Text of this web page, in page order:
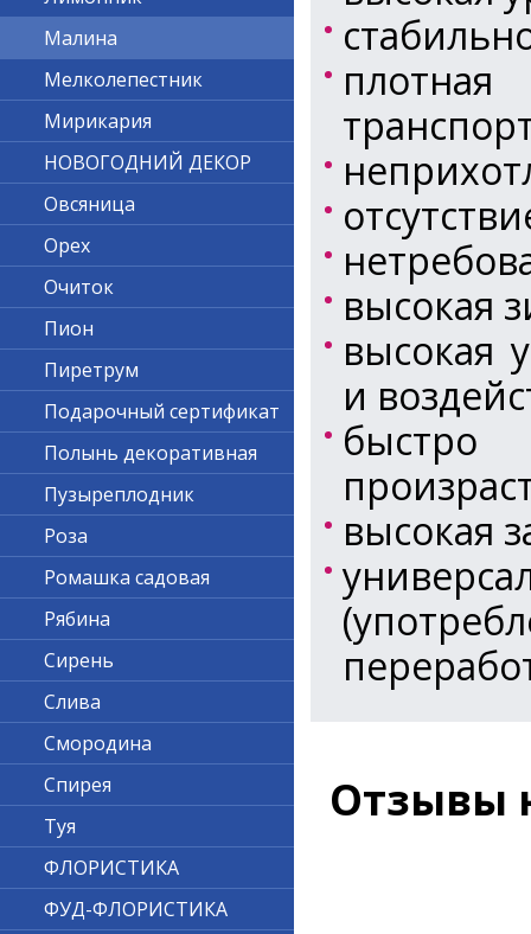
высокая
высокая
и
высокая
Отзывы
Малина
Мелколепестник
Мирикария
НОВОГОДНИЙ ДЕКОР
Овсяница
Орех
Очиток
Пион
Пиретрум
Подарочный сертификат
Полынь декоративная
Пузыреплодник
Роза
Ромашка садовая
Рябина
Сирень
Слива
Смородина
Спирея
Туя
ФЛОРИСТИКА
ФУД-ФЛОРИСТИКА